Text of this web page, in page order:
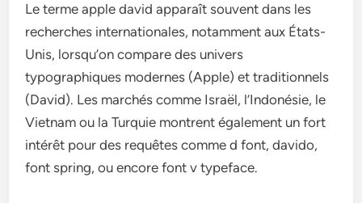
Le terme apple david apparaît souvent dans les
recherches internationales, notamment aux États-
Unis, lorsqu’on compare des univers
typographiques modernes (Apple) et traditionnels
(David). Les marchés comme Israël, l’Indonésie, le
Vietnam ou la Turquie montrent également un fort
intérêt pour des requêtes comme d font, davido,
font spring, ou encore font v typeface.